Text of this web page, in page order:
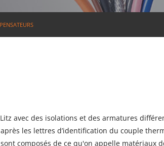
avec des isolations et des armatures
les lettres d’identification du couple
composés de ce qu'on appelle